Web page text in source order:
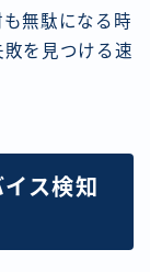
無駄になる時
を見つける速
ス検知